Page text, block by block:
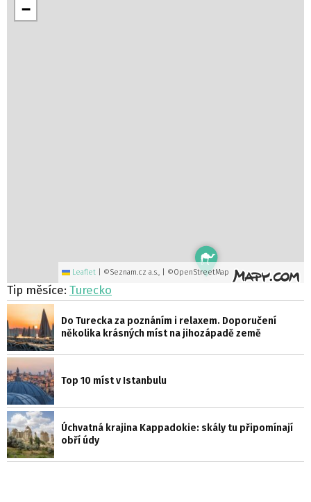
−
Leaflet ©Seznam.cz a.s., | ©OpenStreetMap
Tip měsíce: Turecko
Do Turecka za poznáním i relaxem. Doporučení
několika krásných míst na jihozápadě země
Top 10 míst v Istanbulu
Úchvatná krajina Kappadokie: skály tu připomínají
obří údy